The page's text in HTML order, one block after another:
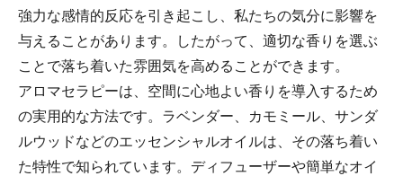
強力な感情的反応を引き起こし、私たちの気分に影響を
与えることがあります。したがって、適切な香りを選ぶ
ことで落ち着いた雰囲気を高めることができます。
アロマセラピーは、空間に心地よい香りを導入するため
の実用的な方法です。ラベンダー、カモミール、サンダ
ルウッドなどのエッセンシャルオイルは、その落ち着い
た特性で知られています。ディフューザーや簡単なオイ